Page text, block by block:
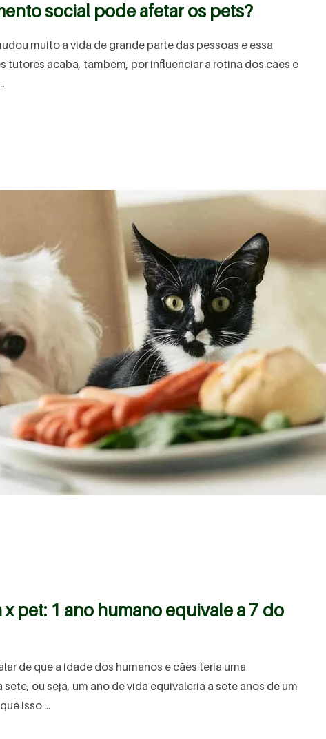
social pode afetar os pets?
muito a vida de grande parte das pessoas e essa
tutores acaba, também, por influenciar a rotina dos cães e
pet: 1 ano humano equivale a 7 do
de que a idade dos humanos e cães teria uma
ou seja, um ano de vida equivaleria a sete anos de um
isso ...